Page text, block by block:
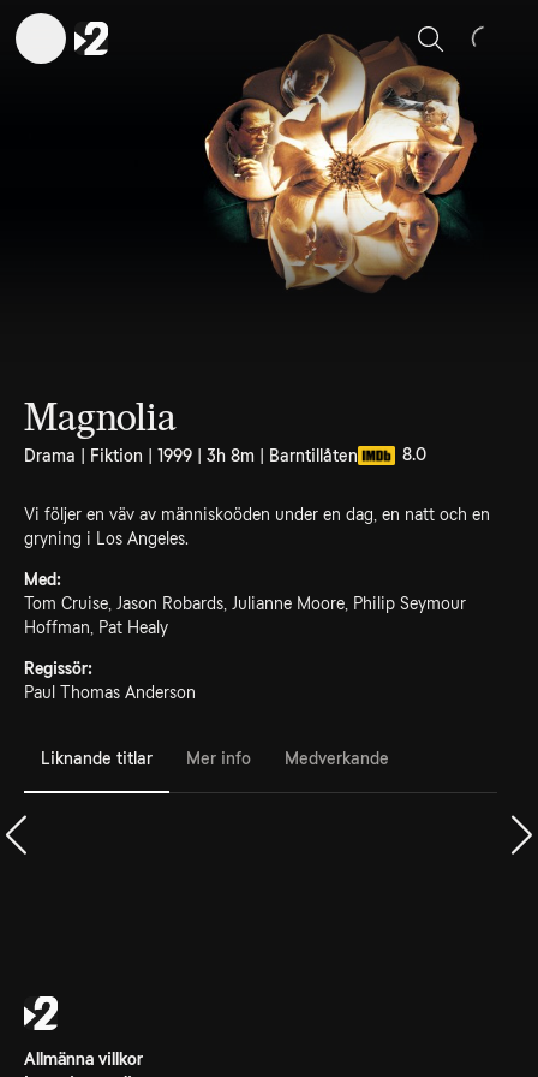
Sök
Magnolia
Drama | Fiktion | 1999 | 3h 8m | Barntillåten 8.0
Vi följer en väv av människoöden under en dag, en natt och en
gryning i Los Angeles.
Med:
Tom Cruise, Jason Robards, Julianne Moore, Philip Seymour
Hoffman, Pat Healy
Regissör:
Paul Thomas Anderson
Liknande titlar Mer info Medverkande
Allmänna villkor